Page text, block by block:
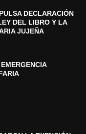
DECLARACIÓN
DEL LIBRO Y LA
JUJEÑA